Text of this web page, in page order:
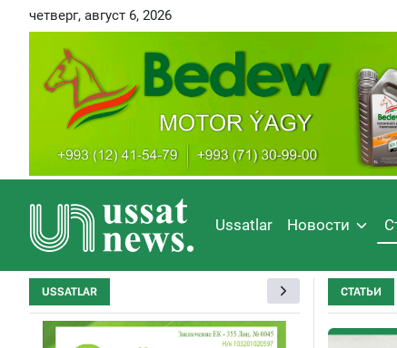
четверг, август 6, 2026
Ussatlar Новости
СТАТЬИ
USSATLAR